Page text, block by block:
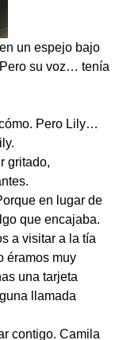
un espejo bajo
su voz… tenía
Pero Lily…
gritado,
en lugar de
que encajaba.
a visitar a la tía
éramos muy
una tarjeta
llamada
contigo. Camila